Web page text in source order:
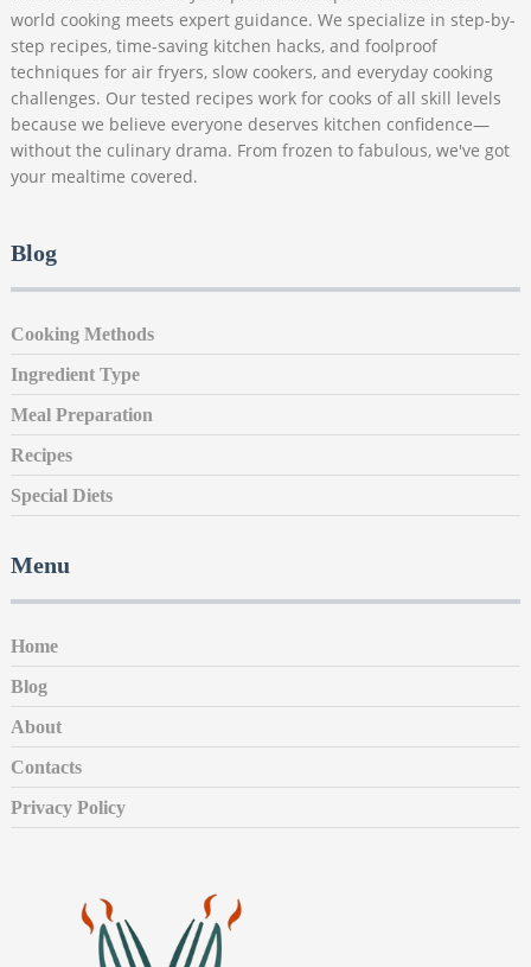
world cooking meets expert guidance. We specialize in step-by-
step recipes, time-saving kitchen hacks, and foolproof
techniques for air fryers, slow cookers, and everyday cooking
challenges. Our tested recipes work for cooks of all skill levels
because we believe everyone deserves kitchen confidence—
without the culinary drama. From frozen to fabulous, we've got
your mealtime covered.
Blog
Cooking Methods
Ingredient Type
Meal Preparation
Recipes
Special Diets
Menu
Home
Blog
About
Contacts
Privacy Policy